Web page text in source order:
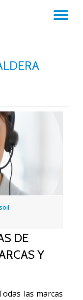
DE
Y
las marcas